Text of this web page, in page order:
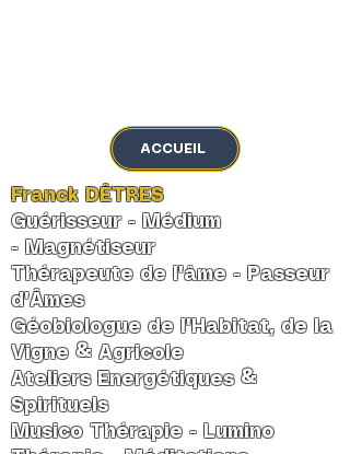
ACCUEIL
Franck DÊTRES
Guérisseur - Médium
- Magnétiseur
Thérapeute de l'âme - Passeur
d'Âmes
Géobiologue de l'Habitat, de la
Vigne & Agricole
Ateliers Energétiques &
Spirituels
Musico Thérapie - Lumino